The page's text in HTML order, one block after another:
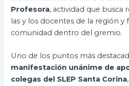
Profesora, actividad que busca
las y los docentes de la región y
comunidad dentro del gremio.
Uno de los puntos más
manifestación unánime de
colegas del SLEP Santa Corina